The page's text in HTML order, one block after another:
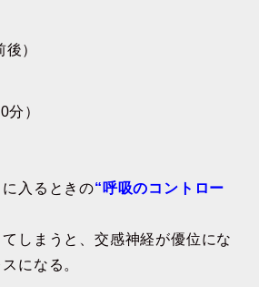
）
分）
入るときの“呼吸のコントロー
てしまうと、交感神経が優位にな
になる。